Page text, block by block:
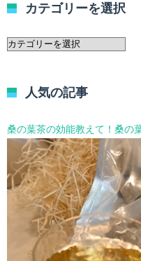
カテゴリーを選択
カ
ー
選
択
人気の記事
桑の葉茶の効能教えて！桑の